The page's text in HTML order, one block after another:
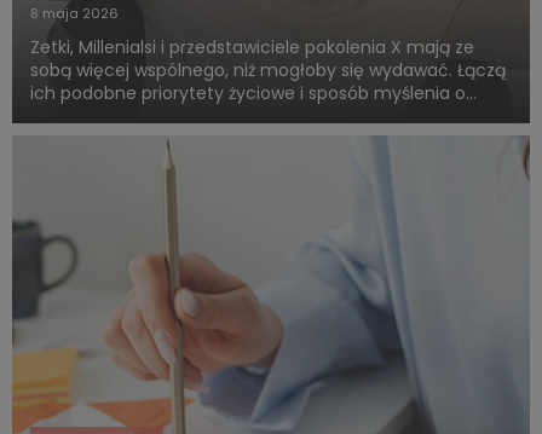
8 maja 2026
Zetki, Millenialsi i przedstawiciele pokolenia X mają ze
sobą więcej wspólnego, niż mogłoby się wydawać. Łączą
ich podobne priorytety życiowe i sposób myślenia o
dojrzałości życiowej decydują przede wszystkim: